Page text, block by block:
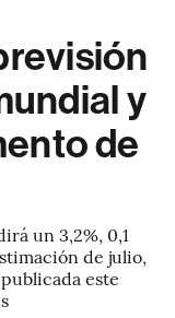
y
de
un 3,2%, 0,1
de julio,
este